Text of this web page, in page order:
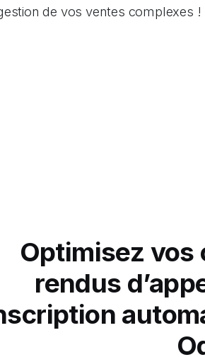
de vos ventes complexes !
Optimisez vos
rendus